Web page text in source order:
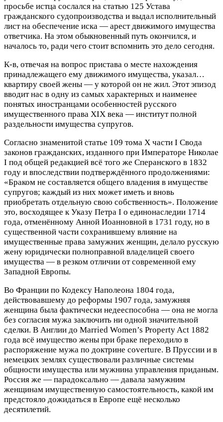
просьбе истца сослался на статью 125 Устава
гражданского судопроизводства и выдал исполнительный
лист на обеспечение иска — арест движимого имущества
ответчика. На этом обыкновенный путь окончился, и
началось то, ради чего стоит вспомнить это дело сегодня.
К-в, отвечая на вопрос пристава о месте нахождения
принадлежащего ему движимого имущества, указал…
квартиру своей жены — у которой он не жил. Этот эпизод
вводит нас в одну из самых характерных и наименее
понятых иностранцами особенностей русского
имущественного права XIX века — институт полной
раздельности имущества супругов.
Согласно знаменитой статье 109 тома X части I Свода
законов гражданских, изданного при Императоре Николае
I под общей редакцией всё того же Сперанского в 1832
году и впоследствии подтверждённого продолжениями:
«Браком не составляется общего владения в имуществе
супругов; каждый из них может иметь и вновь
приобретать отдельную свою собственность». Положение
это, восходящее к Указу Петра I о единонаследии 1714
года, отменённому Анной Иоанновной в 1731 году, но в
существенной части сохранившему влияние на
имущественные права замужних женщин, делало русскую
жену юридически полноправной владелицей своего
имущества — в резком отличии от современной ему
Западной Европы.
Во Франции по Кодексу Наполеона 1804 года,
действовавшему до реформы 1907 года, замужняя
женщина была фактически недееспособна — она не могла
без согласия мужа заключить ни одной значительной
сделки. В Англии до Married Women’s Property Act 1882
года всё имущество жены при браке переходило в
распоряжение мужа по доктрине coverture. В Пруссии и в
немецких землях существовали различные системы
общности имущества или мужнина управления приданым.
Россия же — парадоксально — давала замужним
женщинам имущественную самостоятельность, какой им
предстояло дожидаться в Европе ещё несколько
десятилетий.